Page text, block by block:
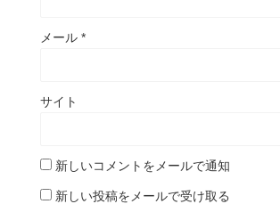
メール *
サイト
新しいコメントをメールで通知
新しい投稿をメールで受け取る